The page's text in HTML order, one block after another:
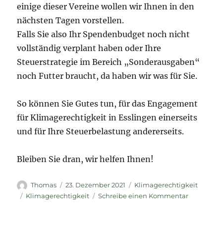
einige dieser Vereine wollen wir Ihnen in den
nächsten Tagen vorstellen.
Falls Sie also Ihr Spendenbudget noch nicht
vollständig verplant haben oder Ihre
Steuerstrategie im Bereich „Sonderausgaben“
noch Futter braucht, da haben wir was für Sie.
So können Sie Gutes tun, für das Engagement
für Klimagerechtigkeit in Esslingen einerseits
und für Ihre Steuerbelastung andererseits.
Bleiben Sie dran, wir helfen Ihnen!
Autor
Thomas
Veröffentlicht
am
23. Dezember 2021 Kategorien
Klimagerechtigkeit
Schlagwörter
Klimagerechtigkeit Schreibe einen Kommentarzu